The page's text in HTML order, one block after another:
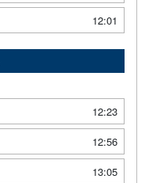
12:01
12:23
12:56
13:05